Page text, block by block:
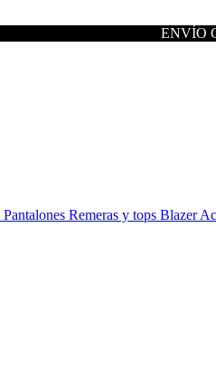
ENVÍO
Pantalones Remeras y tops Blazer